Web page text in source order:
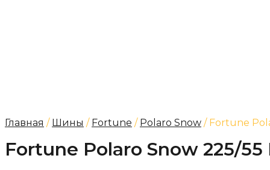
Главная / Шины / Fortune / Polaro Snow / Fortune
Fortune Polaro Snow 225/55